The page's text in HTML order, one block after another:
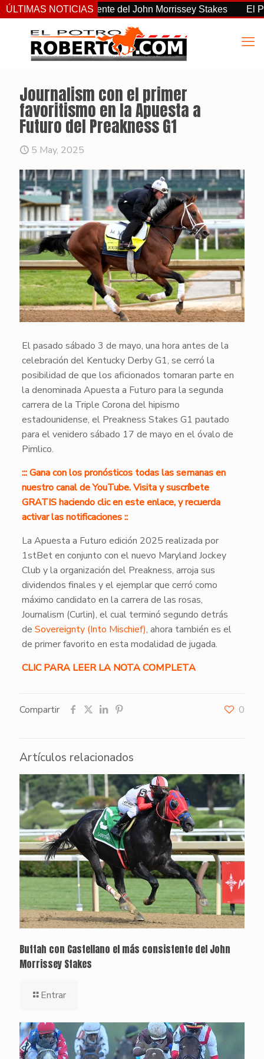
ÚLTIMAS NOTICIAS
más consistente del John Morrissey Stakes El
Journalism con el primer
favoritismo en la Apuesta a
Futuro del Preakness G1
5 May, 2025
El pasado sábado 3 de mayo, una hora antes de la
celebración del Kentucky Derby G1, se cerró la
posibilidad de que los aficionados tomaran parte en
la denominada Apuesta a Futuro para la segunda
carrera de la Triple Corona del hipismo
estadounidense, el Preakness Stakes G1 pautado
para el venidero sábado 17 de mayo en el óvalo de
Pimlico.
::: Gana con los pronósticos todas las semanas en
nuestro canal de YouTube. Visita y suscríbete
GRATIS haciendo clic en este enlace, y recuerda
activar las notificaciones ::
La Apuesta a Futuro edición 2025 realizada por
1stBet en conjunto con el nuevo Maryland Jockey
Club y la organización del Preakness, arroja sus
dividendos finales y el ejemplar que cerró como
máximo candidato en la carrera de las rosas,
Journalism (Curlin), el cual terminó segundo detrás
de Sovereignty (Into Mischief), ahora también es el
de primer favorito en esta modalidad de jugada.
CLIC PARA LEER LA NOTA COMPLETA
Compartir 0
Artículos relacionados
Buttah con Castellano el más consistente del John
Morrissey Stakes
Entrar